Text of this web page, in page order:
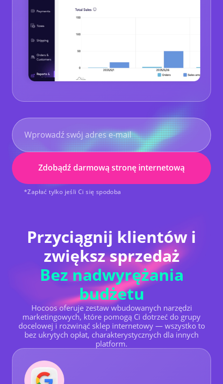
Zdobądź darmową stronę internetową
*Zapłać tylko jeśli Ci się spodoba
Przyciągnij klientów i
zwiększ sprzedaż
Bez nadwyrężania
budżetu
Hocoos oferuje zestaw wbudowanych narzędzi
marketingowych, które pomogą Ci dotrzeć do grupy
docelowej i rozwinąć sklep internetowy — wszystko to
bez ukrytych opłat, charakterystycznych dla innych
platform.